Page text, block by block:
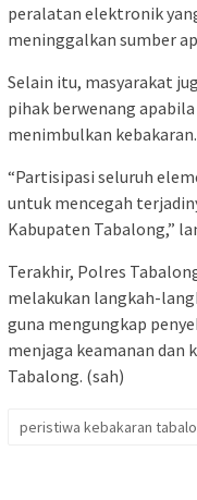
peralatan elektronik
meninggalkan sumber
Selain itu, masyarakat
pihak berwenang
menimbulkan kebakaran.
“Partisipasi seluruh
untuk mencegah
Kabupaten Tabalong,”
Terakhir, Polres
melakukan langkah-
guna mengungkap
menjaga keamanan dan
Tabalong. (sah)
peristiwa kebakaran